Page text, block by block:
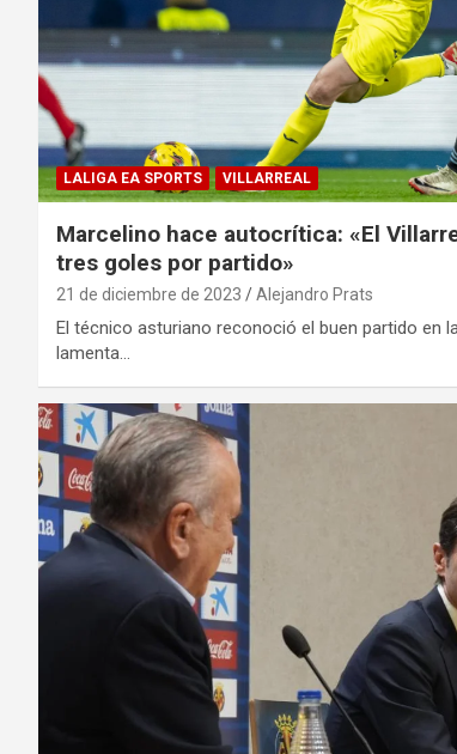
LALIGA EA SPORTS VILLARREAL
Marcelino hace autocrítica: «El
tres goles por partido»
21 de diciembre de 2023 Alejandro Prats
El técnico asturiano reconoció el buen partido en
lamenta…